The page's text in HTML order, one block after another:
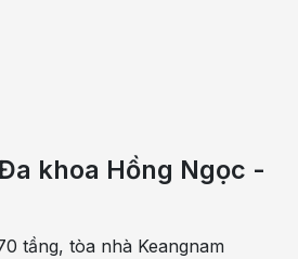
dẫn tư thế chụp phù hợp
sát như cột sống cổ, cột
gối, khớp háng hoặc các vị trí
khoa Hồng Ngọc -
tầng, tòa nhà Keangnam